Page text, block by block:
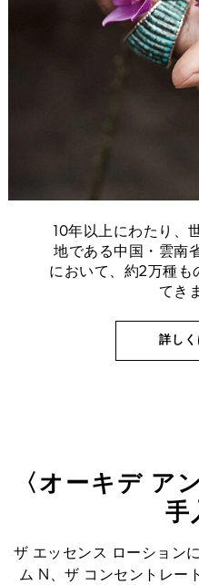
10年以上にわたり、
地である中国・雲南
において、約2万種も
てき
詳しく
〈オーキデ ア
手
ザ エッセンス ローション
ム N、ザ コンセントレー